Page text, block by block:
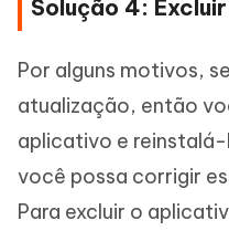
Solução 4:
Por alguns motivos,
atualização, então
aplicativo e
você possa corrigir
Para excluir o